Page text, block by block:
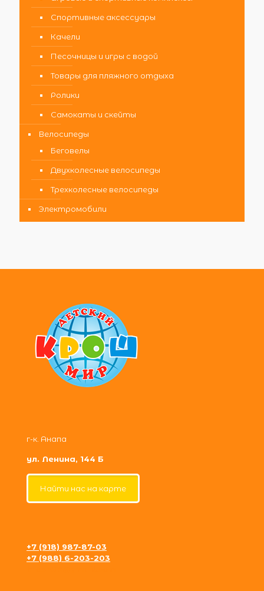
Спортивные аксессуары
Качели
Песочницы и игры с водой
Товары для пляжного отдыха
Ролики
Самокаты и скейты
Велосипеды
Беговелы
Двухколесные велосипеды
Трехколесные велосипеды
Электромобили
г-к. Анапа
ул. Ленина, 144 Б
Найти нас на карте
+7 (918) 987-87-03
+7 (988) 6-203-203